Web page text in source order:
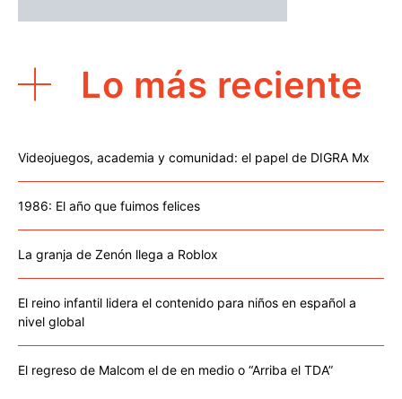
Lo más reciente
Videojuegos, academia y comunidad: el papel de DIGRA Mx
1986: El año que fuimos felices
La granja de Zenón llega a Roblox
El reino infantil lidera el contenido para niños en español a
nivel global
El regreso de Malcom el de en medio o “Arriba el TDA”